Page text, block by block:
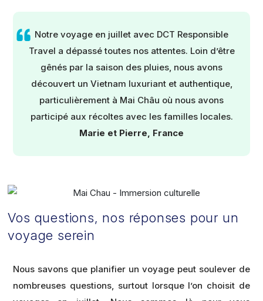
Notre voyage en juillet avec DCT Responsible
Travel a dépassé toutes nos attentes. Loin d’être
gênés par la saison des pluies, nous avons
découvert un Vietnam luxuriant et authentique,
particulièrement à Mai Châu où nous avons
participé aux récoltes avec les familles locales.
Marie et Pierre, France
Vos questions, nos réponses pour un
voyage serein
Nous savons que planifier un voyage peut soulever de
nombreuses questions, surtout lorsque l’on choisit de